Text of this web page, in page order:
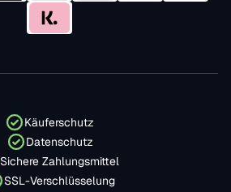
Käuferschutz
Datenschutz
Sichere Zahlungsmittel
SSL-Verschlüsselung